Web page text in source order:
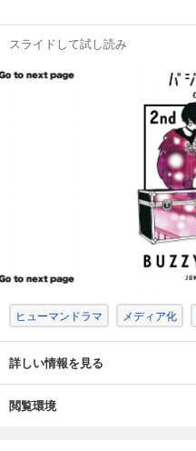
潮がアップした動画は拡散され
しかし――ひとりの男が、清澄を訪
清澄と過去を共にし、現在も音楽で
それは、大きな変化の始まり。
スライドして試し読み
ヒューマンドラマ メディア化
詳しい情報を見る
閲覧環境